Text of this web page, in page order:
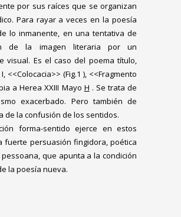
por sus raíces que se organizan
Para rayar a veces en la poesía
lo inmanente, en una tentativa de
de la imagen literaria por un
visual. Es el caso del poema título,
<<Colocacia>> (Fig.1 ), <<Fragmento
a Herea XXIII Mayo H . Se trata de
exacerbado. Pero también de
de la confusión de los sentidos.
forma-sentido ejerce en estos
fuerte persuasión fingidora, poética
que apunta a la condición
la poesía nueva.